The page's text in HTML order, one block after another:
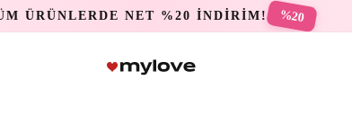
ÜRÜNLERDE NET %20 İNDİRİM! %20